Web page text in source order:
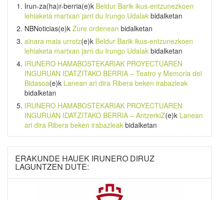
Irun-za(ha)r-berria(e)k Beldur Barik ikus-entzunezkoen
lehiaketa martxan jarri du Irungo Udalak bidalketan
NBNoticias(e)k Zure ordenean bidalketan
ainara maia urrotz(e)k Beldur Barik ikus-entzunezkoen
lehiaketa martxan jarri du Irungo Udalak bidalketan
IRUNERO HAMABOSTEKARIAK PROYECTUAREN
INGURUAN IDATZITAKO BERRIA – Teatro y Memoria del
Bidasoa(e)k Lanean ari dira Ribera beken irabazleak
bidalketan
IRUNERO HAMABOSTEKARIAK PROYECTUAREN
INGURUAN IDATZITAKO BERRIA – AntzerkiZ(e)k Lanean
ari dira Ribera beken irabazleak bidalketan
ERAKUNDE HAUEK IRUNERO DIRUZ
LAGUNTZEN DUTE: